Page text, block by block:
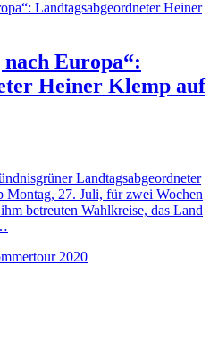
Europa“:
Heiner Klemp auf
Landtagsabgeordneter
Montag, 27. Juli, für zwei Wochen
betreuten Wahlkreise, das Land
2020